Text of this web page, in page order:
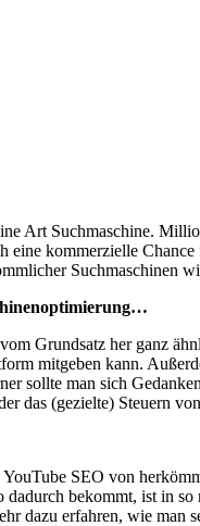
Art Suchmaschine.
eine kommerzielle
Suchmaschinen
Grundsatz her ganz
mitgeben kann.
sollte man sich
das (gezielte) Steuern
SEO von
bekommt, ist in
dazu erfahren, wie man